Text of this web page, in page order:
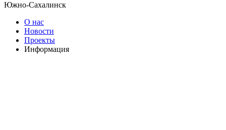
Южно-Сахалинск
О нас
Новости
Проекты
Информация